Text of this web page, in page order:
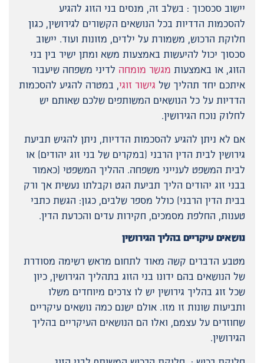
יישוב סכסכוך : בשלב זה, מנסים בני הזוג להגיע
להסכמות הדדיות בכל הנושאים הקשורים לגירושין, כגון
חלוקת הרכוש, משמורת על ילדים, מזונות ועוד. יישוב
סכסוך יכול להיעשות באמצעות משא ומתן ישיר בין בני
הזוג, או באמצעות מגשר מומחה לדיני משפחה שיעבור
איתכם יחד תהליך של גישור זוגי, במטרה להגיע להסכמות
הדדיות על כל הנושאים המשותפים שלכם שאותם יש
לחלוק נוכח הגירושין.
אם לא ניתן להגיע להסכמות הדדיות, ניתן להגיש תביעת
גירושין לבית הדין הרבני (במקרים של בני זוג יהודים) או
לבית המשפט לענייני משפחה. ההליך המשפטי (כאמור
בבני זוג יהודים הליך תביעת הגט וקבלתו נעשית אך ורק
בבית הדין הרבני) כולל מספר שלבים, כגון: הגשת כתבי
טענות, החלפת מסמכים, חקירות עדים והכרעת הדין.
נושאים עיקריים בהליך הגירושין
מטבע הדברים קשה מאוד לתחום מראש רשימה מסודרת
של הנושאים בהם ידונו בני הזוג בתהליך הגירושין, כיון
שכל זוג בהליך גירושין יש לו צרכים מיוחדים משלו
ותביעות שונות זו מזו. אולם ישנם כמה נושאים עיקריים
שחוזרים על עצמם, ואלו הם הנושאים העיקריים בהליך
הגירושין.